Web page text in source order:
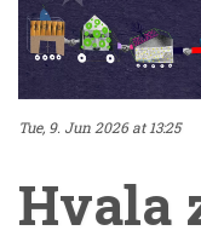
Tue, 9. Jun 2026 at 13:25
Hvala